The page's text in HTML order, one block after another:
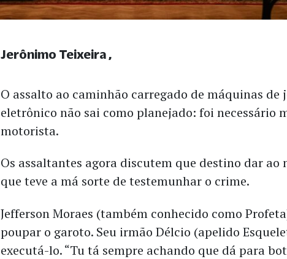
O assalto ao caminhão carregado de máquinas de
eletrônico não sai como planejado: foi necessário
motorista.
Os assaltantes agora discutem que destino dar ao
que teve a má sorte de testemunhar o crime.
Jefferson Moraes (também conhecido como
poupar o garoto. Seu irmão Délcio (apelido
executá-lo. “Tu tá sempre achando que dá para
Jerônimo Teixeira